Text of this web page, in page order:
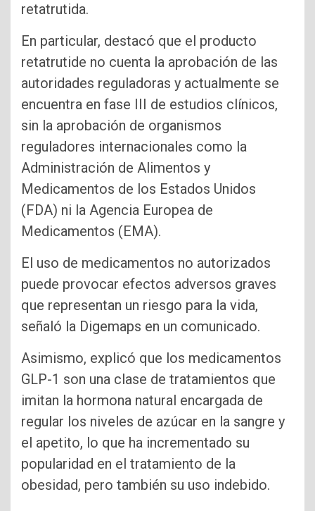
retatrutida.
En particular, destacó que el producto
retatrutide no cuenta la aprobación de las
autoridades reguladoras y actualmente se
encuentra en fase III de estudios clínicos,
sin la aprobación de organismos
reguladores internacionales como la
Administración de Alimentos y
Medicamentos de los Estados Unidos
(FDA) ni la Agencia Europea de
Medicamentos (EMA).
El uso de medicamentos no autorizados
puede provocar efectos adversos graves
que representan un riesgo para la vida,
señaló la Digemaps en un comunicado.
Asimismo, explicó que los medicamentos
GLP-1 son una clase de tratamientos que
imitan la hormona natural encargada de
regular los niveles de azúcar en la sangre y
el apetito, lo que ha incrementado su
popularidad en el tratamiento de la
obesidad, pero también su uso indebido.